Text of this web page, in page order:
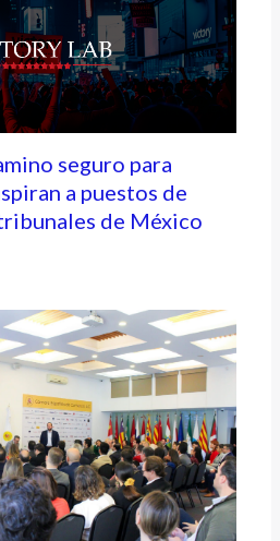
seguro para
a puestos de
de México